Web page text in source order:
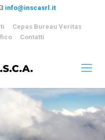
info@inscasrl.it
Cepas Bureau Veritas
Contatti